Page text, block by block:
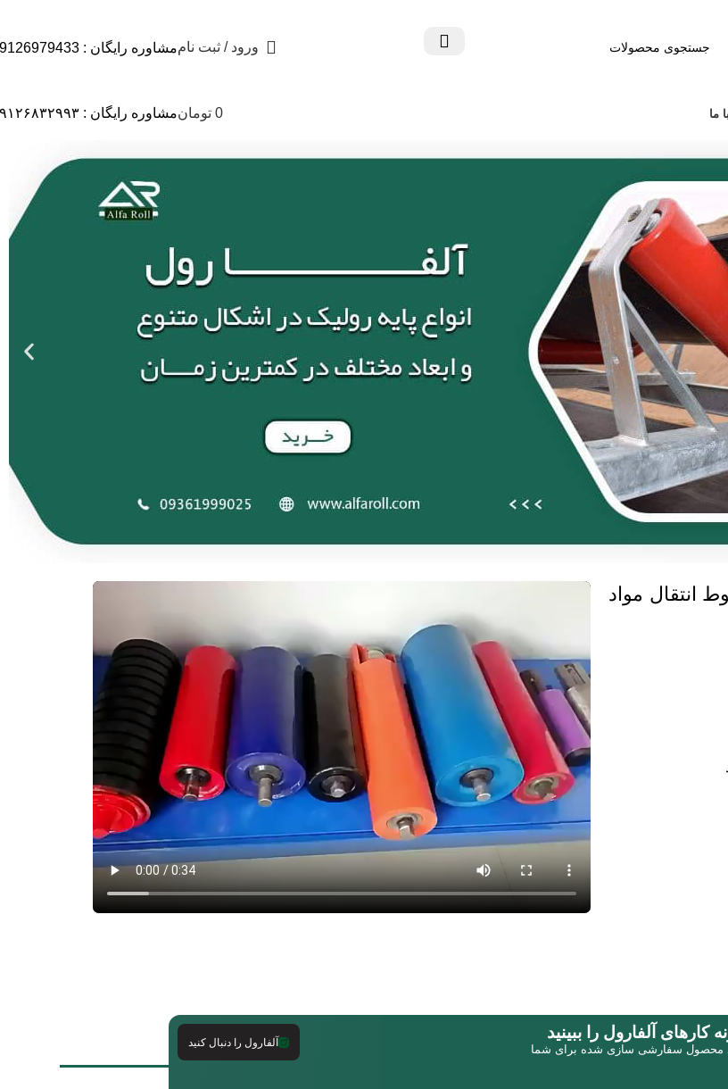
ورود / ثبت ناممشاوره رایگان : 09126979433
ما 0 تومانمشاوره رایگان : ۰۹۱۲۶۸۳۲۹۹۳
انتقال مواد
کارهای آلفارول را ببینید
محصول سفارشی سازی شده برای شما آلفارول را دنبال کنید